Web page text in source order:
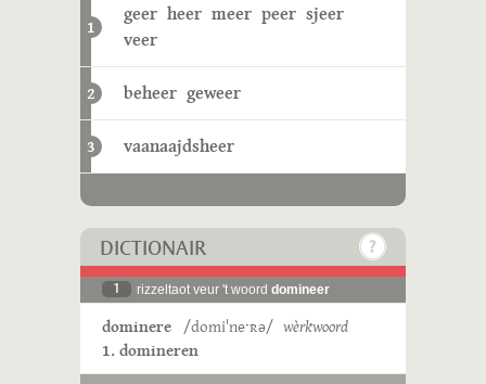
1
geer heer meer peer sjeer
veer
2 beheer geweer
3 vaanaajdsheer
DICTIONAIR
1 rizzeltaot veur 't woord domineer
dominere /domiˈneˑʀə/ wèrkwoord
1. domineren